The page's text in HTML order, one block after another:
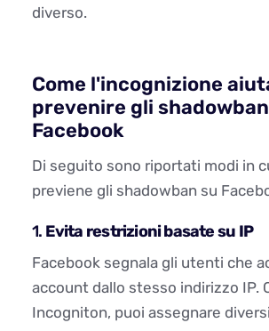
diverso.
Come l'incognizione
prevenire gli
Facebook
Di seguito sono riportati modi in
previene gli shadowban su
1. Evita restrizioni basate su IP
Facebook segnala gli utenti che
account dallo stesso indirizzo IP.
Incogniton, puoi assegnare